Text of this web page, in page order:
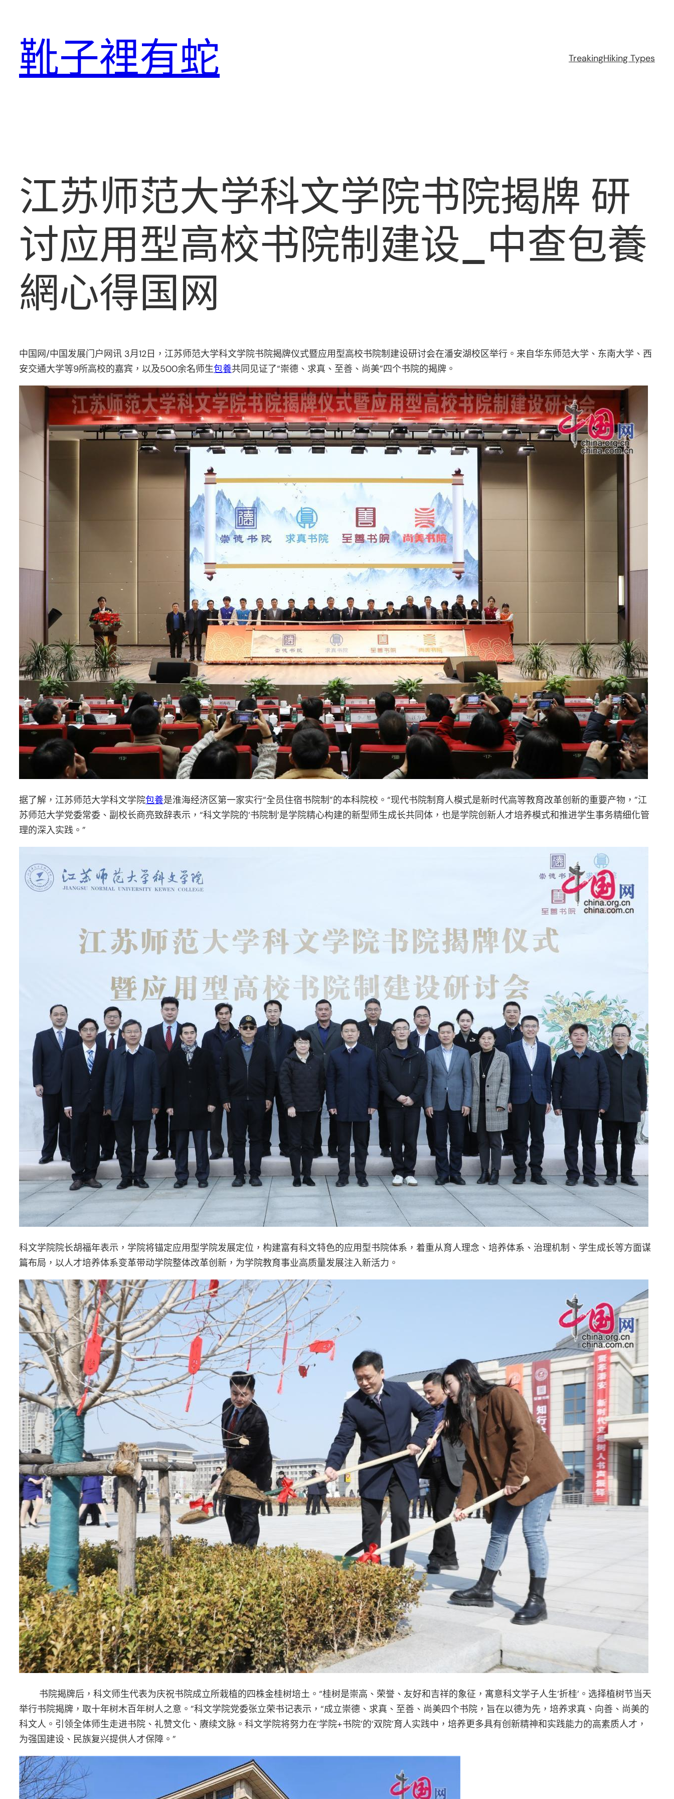
靴子裡有蛇 TreakingHiking Types
江苏师范大学科文学院书院揭牌 研
讨应用型高校书院制建设_中查包養
網心得国网
中国网/中国发展门户网讯 3月12日，江苏师范大学科文学院书院揭牌仪式暨应用型高校书院制建设研讨会在潘安湖校区举行。来自华东师范大学、东南大学、西
安交通大学等9所高校的嘉宾，以及500余名师生包養共同见证了“崇德、求真、至善、尚美”四个书院的揭牌。
据了解，江苏师范大学科文学院包養是淮海经济区第一家实行“全员住宿书院制”的本科院校。“现代书院制育人模式是新时代高等教育改革创新的重要产物，”江
苏师范大学党委常委、副校长商亮致辞表示，“科文学院的‘书院制’是学院精心构建的新型师生成长共同体，也是学院创新人才培养模式和推进学生事务精细化管
理的深入实践。”
科文学院院长胡福年表示，学院将锚定应用型学院发展定位，构建富有科文特色的应用型书院体系，着重从育人理念、培养体系、治理机制、学生成长等方面谋
篇布局，以人才培养体系变革带动学院整体改革创新，为学院教育事业高质量发展注入新活力。
书院揭牌后，科文师生代表为庆祝书院成立所栽植的四株金桂树培土。“桂树是崇高、荣誉、友好和吉祥的象征，寓意科文学子人生‘折桂’。选择植树节当天
举行书院揭牌，取十年树木百年树人之意。”科文学院党委张立荣书记表示，“成立崇德、求真、至善、尚美四个书院，旨在以德为先，培养求真、向善、尚美的
科文人。引领全体师生走进书院、礼赞文化、赓续文脉。科文学院将努力在‘学院+书院’的‘双院’育人实践中，培养更多具有创新精神和实践能力的高素质人才，
为强国建设、民族复兴提供人才保障。”